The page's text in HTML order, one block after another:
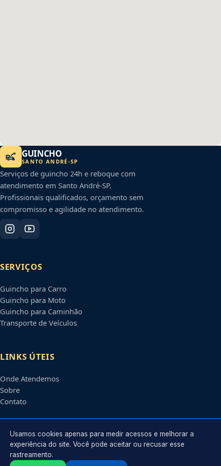
GUINCHO
SANTO ANDRÉ-SP
Serviços de guincho 24h e reboque com
atendimento em Santo André-SP.
Profissionais qualificados, orçamento sem
compromisso e agilidade no atendimento.
SERVIÇOS
Guincho para Carro
Guincho para Moto
Guincho para Caminhão
Transporte de Veículos
LINKS ÚTEIS
Onde Atendemos
Sobre
Contato
CONTATO
Atendimento em
Usamos cookies apenas para medir acessos e melhorar a
experiência do site. Você pode aceitar ou recusar esse
rastreamento.